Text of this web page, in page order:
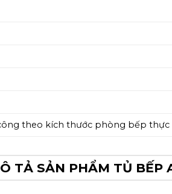
theo kích thước phòng bếp thực
TẢ SẢN PHẨM TỦ BẾP